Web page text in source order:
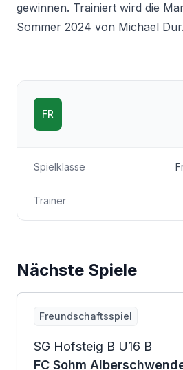
gewinnen. Trainiert wird die
Sommer 2024 von Michael Dür.
FR
Spielklasse
Trainer
Nächste Spiele
Freundschaftsspiel
SG Hofsteig B U16 B
FC Sohm